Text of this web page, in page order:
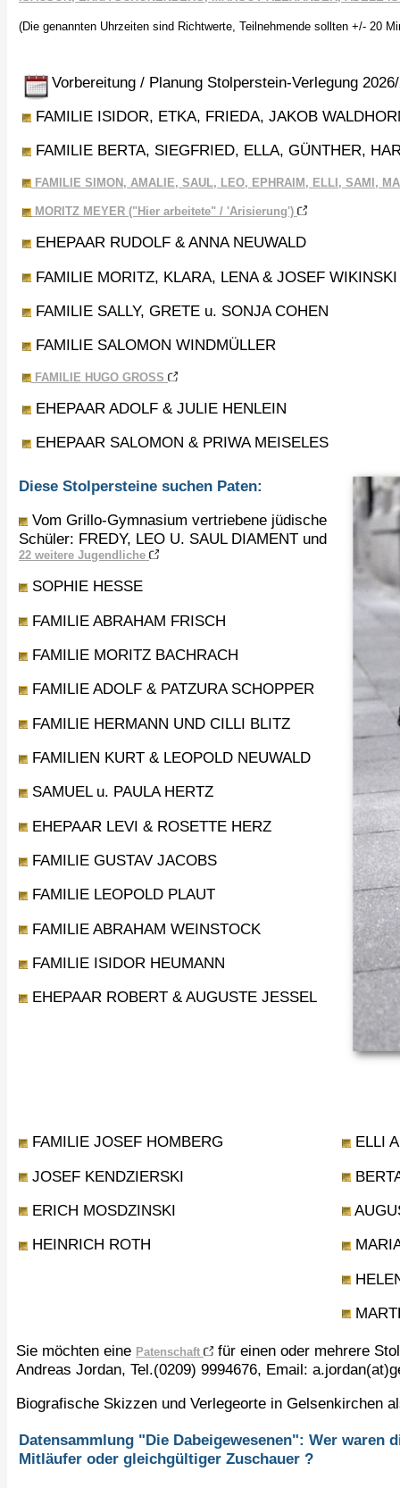
(Die genannten Uhrzeiten sind Richtwerte, Teilnehmende sollten +/- 20
Vorbereitung / Planung Stolperstein-Verlegung
FAMILIE ISIDOR, ETKA, FRIEDA, JAKOB
FAMILIE BERTA, SIEGFRIED, ELLA, GÜNTHER,
FAMILIE SIMON, AMALIE, SAUL, LEO, EPHRAIM, ELLI, SAMI,
MORITZ MEYER ("Hier arbeitete" / 'Arisierung')
EHEPAAR RUDOLF & ANNA NEUWALD
FAMILIE MORITZ, KLARA, LENA & JOSEF WIKINSKI
FAMILIE SALLY, GRETE u. SONJA COHEN
FAMILIE SALOMON WINDMÜLLER
FAMILIE HUGO GROSS
EHEPAAR ADOLF & JULIE HENLEIN
EHEPAAR SALOMON & PRIWA MEISELES
Diese Stolpersteine suchen Paten:
Vom Grillo-Gymnasium vertriebene jüdische
Schüler: FREDY, LEO U. SAUL DIAMENT und
22 weitere Jugendliche
SOPHIE HESSE
FAMILIE ABRAHAM FRISCH
FAMILIE MORITZ BACHRACH
FAMILIE ADOLF & PATZURA SCHOPPER
FAMILIE HERMANN UND CILLI BLITZ
FAMILIEN KURT & LEOPOLD NEUWALD
SAMUEL u. PAULA HERTZ
EHEPAAR LEVI & ROSETTE HERZ
FAMILIE GUSTAV JACOBS
FAMILIE LEOPOLD PLAUT
FAMILIE ABRAHAM WEINSTOCK
FAMILIE ISIDOR HEUMANN
EHEPAAR ROBERT & AUGUSTE JESSEL
FAMILIE JOSEF HOMBERG
JOSEF KENDZIERSKI
ERICH MOSDZINSKI
HEINRICH ROTH
ELLI
Sie möchten eine Patenschaft
für einen oder mehrere
Andreas Jordan, Tel.(0209) 9994676, Email:
Biografische Skizzen und Verlegeorte in Gelsenkirchen
Datensammlung "Die Dabeigewesenen": Wer waren
Mitläufer oder gleichgültiger Zuschauer ?